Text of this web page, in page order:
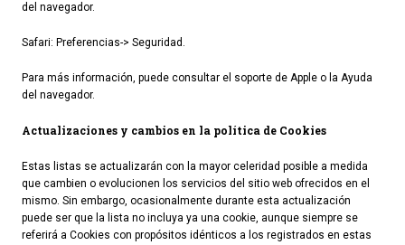
del navegador.
Safari: Preferencias-> Seguridad.
Para más información, puede consultar el soporte de Apple o la Ayuda
del navegador.
Actualizaciones y cambios en la política de Cookies
Estas listas se actualizarán con la mayor celeridad posible a medida
que cambien o evolucionen los servicios del sitio web ofrecidos en el
mismo. Sin embargo, ocasionalmente durante esta actualización
puede ser que la lista no incluya ya una cookie, aunque siempre se
referirá a Cookies con propósitos idénticos a los registrados en estas